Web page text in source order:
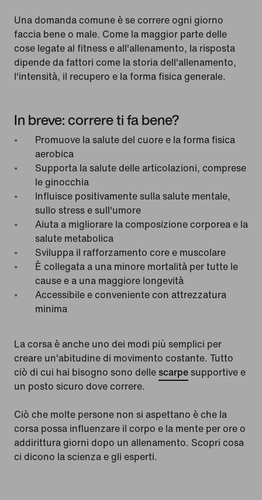
Una domanda comune è se correre ogni giorno
faccia bene o male. Come la maggior parte delle
cose legate al fitness e all'allenamento, la risposta
dipende da fattori come la storia dell'allenamento,
l'intensità, il recupero e la forma fisica generale.
In breve: correre ti fa bene?
Promuove la salute del cuore e la forma fisica
aerobica
Supporta la salute delle articolazioni, comprese
le ginocchia
Influisce positivamente sulla salute mentale,
sullo stress e sull'umore
Aiuta a migliorare la composizione corporea e la
salute metabolica
Sviluppa il rafforzamento core e muscolare
È collegata a una minore mortalità per tutte le
cause e a una maggiore longevità
Accessibile e conveniente con attrezzatura
minima
La corsa è anche uno dei modi più semplici per
creare un'abitudine di movimento costante. Tutto
ciò di cui hai bisogno sono dellescarpesupportive e
un posto sicuro dove correre.
Ciò che molte persone non si aspettano è che la
corsa possa influenzare il corpo e la mente per ore o
addirittura giorni dopo un allenamento. Scopri cosa
ci dicono la scienza e gli esperti.